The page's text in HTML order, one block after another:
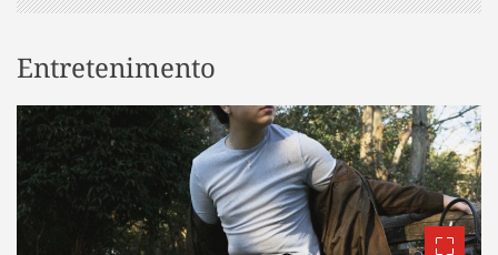
Entretenimento